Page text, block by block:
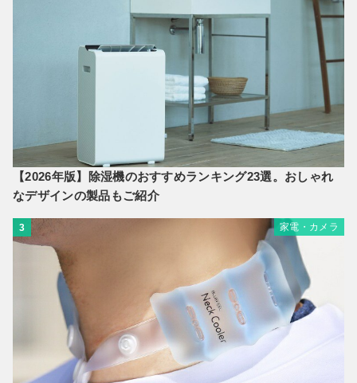
【2026年版】除湿機のおすすめランキング23選。おしゃれ
なデザインの製品もご紹介
3 家電・カメラ